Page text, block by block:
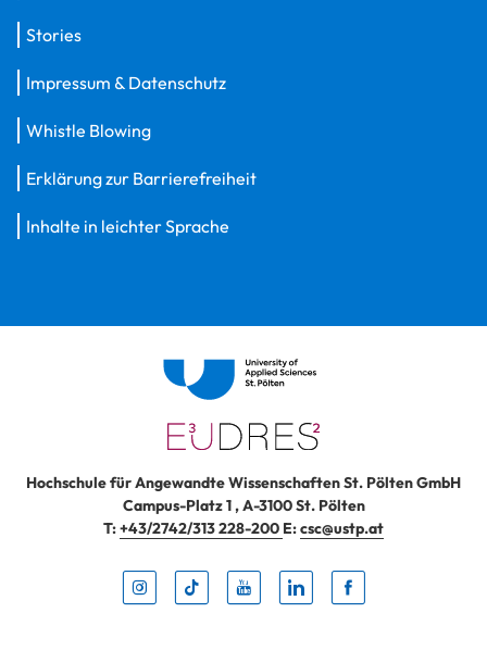
Stories
Impressum & Datenschutz
Whistle Blowing
Erklärung zur Barrierefreiheit
Inhalte in leichter Sprache
Hochschule für Angewandte Wissenschaften St. Pölten GmbH
Campus-Platz 1,A-3100St. Pölten
T:+43/2742/313 228-200 E:csc@ustp.at